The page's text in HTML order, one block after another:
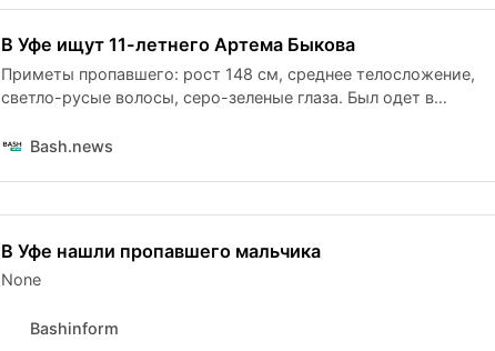
В Уфе ищут 11-летнего Артема Быкова
Приметы пропавшего: рост 148 см, среднее телосложение,
светло-русые волосы, серо-зеленые глаза. Был одет в
Bash.news
В Уфе нашли пропавшего мальчика
None
Bashinform